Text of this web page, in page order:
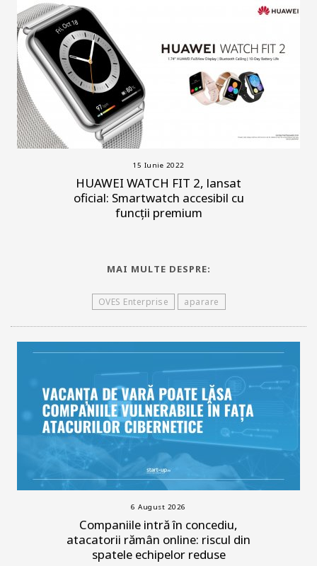
15 Iunie 2022
HUAWEI WATCH FIT 2, lansat
oficial: Smartwatch accesibil cu
funcții premium
MAI MULTE DESPRE:
OVES Enterprise aparare
6 August 2026
Companiile intră în concediu,
atacatorii rămân online: riscul din
spatele echipelor reduse